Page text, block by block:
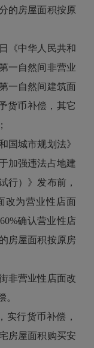
的房屋面积按原
《中华人民共和
一自然间非营业
一自然间建筑面
货币补偿，其它
城市规划法》
加强违法占地建
行）》发布前，
改为营业性店面
确认营业性店
房屋面积按原房
非营业性店面改
。
行货币补偿，
房屋面积购买安